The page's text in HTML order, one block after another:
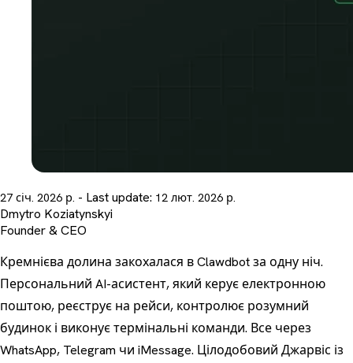
27 січ. 2026 р. - Last update: 12 лют. 2026 р.
Dmytro Koziatynskyi
Founder & CEO
Кремнієва долина закохалася в Clawdbot за одну ніч.
Персональний AI-асистент, який керує електронною
поштою, реєструє на рейси, контролює розумний
будинок і виконує термінальні команди. Все через
WhatsApp, Telegram чи iMessage. Цілодобовий Джарвіс із